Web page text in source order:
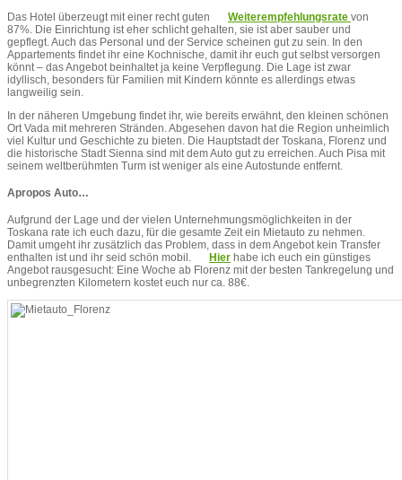
Das Hotel überzeugt mit einer recht guten Weiterempfehlungsrate von
87%. Die Einrichtung ist eher schlicht gehalten, sie ist aber sauber und
gepflegt. Auch das Personal und der Service scheinen gut zu sein. In den
Appartements findet ihr eine Kochnische, damit ihr euch gut selbst versorgen
könnt – das Angebot beinhaltet ja keine Verpflegung. Die Lage ist zwar
idyllisch, besonders für Familien mit Kindern könnte es allerdings etwas
langweilig sein.
In der näheren Umgebung findet ihr, wie bereits erwähnt, den kleinen schönen
Ort Vada mit mehreren Stränden. Abgesehen davon hat die Region unheimlich
viel Kultur und Geschichte zu bieten. Die Hauptstadt der Toskana, Florenz und
die historische Stadt Sienna sind mit dem Auto gut zu erreichen. Auch Pisa mit
seinem weltberühmten Turm ist weniger als eine Autostunde entfernt.
Apropos Auto…
Aufgrund der Lage und der vielen Unternehmungsmöglichkeiten in der
Toskana rate ich euch dazu, für die gesamte Zeit ein Mietauto zu nehmen.
Damit umgeht ihr zusätzlich das Problem, dass in dem Angebot kein Transfer
enthalten ist und ihr seid schön mobil.
Hier habe ich euch ein günstiges
Angebot rausgesucht: Eine Woche ab Florenz mit der besten Tankregelung und
unbegrenzten Kilometern kostet euch nur ca. 88€.